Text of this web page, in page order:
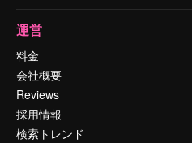
運営
料金
会社概要
Reviews
採用情報
検索トレンド